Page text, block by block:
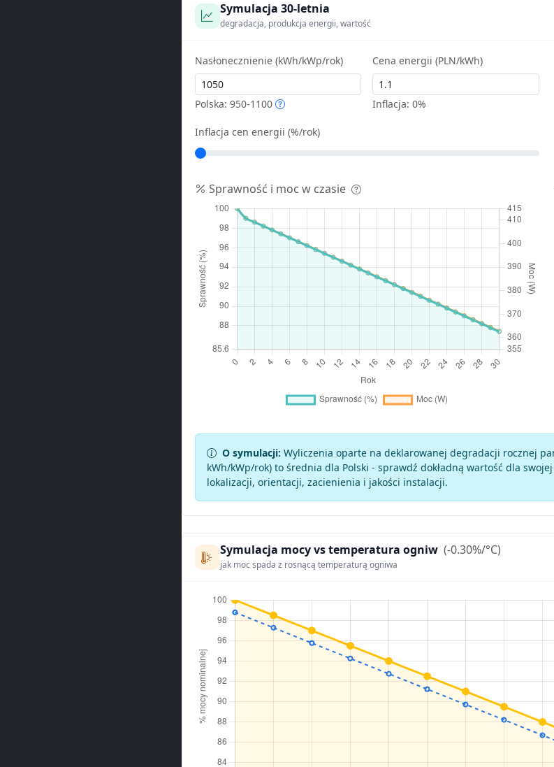
Symulacja 30-letnia
degradacja, produkcja energii, wartość
Nasłonecznienie (kWh/kWp/rok)
Polska: 950-1100
Cena energii (PLN/kWh)
Inflacja:0%
Inflacja cen energii (%/rok)
Sprawność i moc w czasie
O symulacji: Wyliczenia oparte na deklarowanej degradacji rocznej
kWh/kWp/rok) to średnia dla Polski - sprawdź dokładną wartość dla
lokalizacji, orientacji, zacienienia i jakości instalacji.
Symulacja mocy vs temperatura ogniw (-0.30%/°C)
jak moc spada z rosnącą temperaturą ogniwa